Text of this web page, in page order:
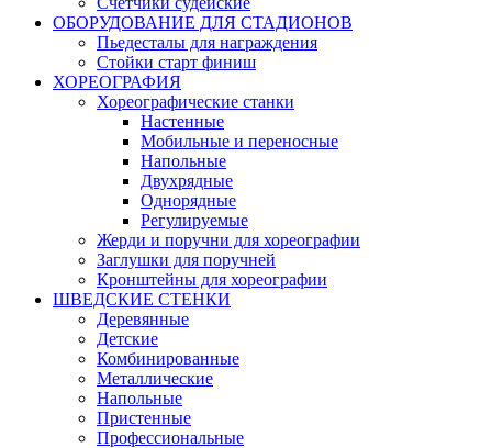
ОБОРУДОВАНИЕ ДЛЯ СТАДИОНОВ
Пьедесталы для награждения
Стойки старт финиш
ХОРЕОГРАФИЯ
Хореографические станки
Настенные
Мобильные и переносные
Напольные
Двухрядные
Однорядные
Регулируемые
Жерди и поручни для хореографии
Заглушки для поручней
Кронштейны для хореографии
ШВЕДСКИЕ СТЕНКИ
Деревянные
Детские
Комбинированные
Металлические
Напольные
Пристенные
Профессиональные